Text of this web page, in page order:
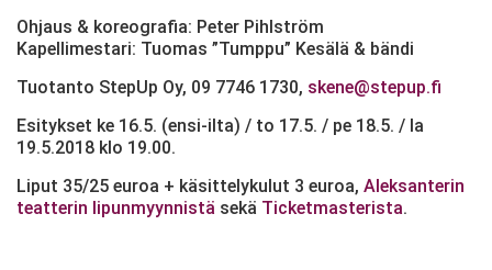
Ohjaus & koreografia: Peter Pihlström
Kapellimestari: Tuomas ”Tumppu” Kesälä & bändi
Tuotanto StepUp Oy, 09 7746 1730, skene@stepup.fi
Esitykset ke 16.5. (ensi-ilta) / to 17.5. / pe 18.5. / la
19.5.2018 klo 19.00.
Liput 35/25 euroa + käsittelykulut 3 euroa, Aleksanterin
teatterin lipunmyynnistä sekä Ticketmasterista.